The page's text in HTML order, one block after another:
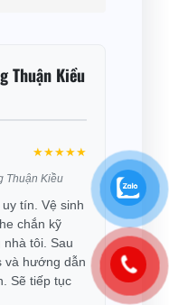
Thuận Kiều
★★★★★
Thuận Kiều
tín. Vệ sinh
chắn kỹ
tôi. Sau
và hướng dẫn
Sẽ tiếp tục